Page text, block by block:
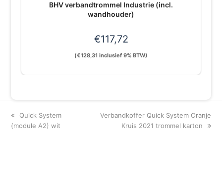
BHV verbandtrommel Industrie (incl.
wandhouder)
€117,72
(€128,31 inclusief 9% BTW)
previous
post:
Quick System
(module A2) wit
next
Verbandkoffer Quick System Oranje
Kruis 2021 trommel karton